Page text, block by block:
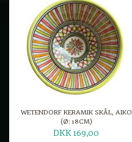
WETENDORF KERAMIK SKÅL, AIKO
(Ø: 18CM)
DKK 169,00